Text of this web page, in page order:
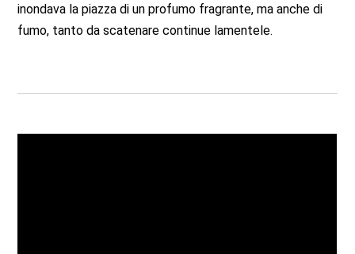
inondava la piazza di un profumo fragrante, ma anche di
fumo, tanto da scatenare continue lamentele.